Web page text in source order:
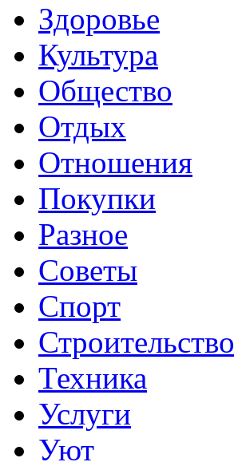
Здоровье
Культура
Общество
Отдых
Отношения
Покупки
Разное
Советы
Спорт
Строительство
Техника
Услуги
Уют